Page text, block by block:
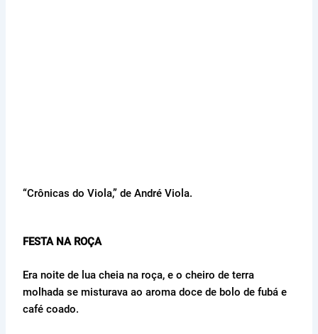
“Crônicas do Viola,” de André Viola.
FESTA NA ROÇA
Era noite de lua cheia na roça, e o cheiro de terra
molhada se misturava ao aroma doce de bolo de fubá e
café coado.